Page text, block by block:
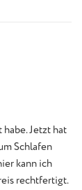
Jetzt hat
Schlafen
kann ich
rechtfertigt.